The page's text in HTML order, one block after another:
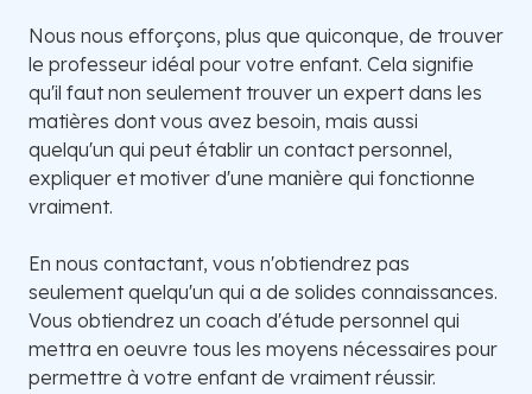
Nous nous efforçons, plus que quiconque, de trouver
le professeur idéal pour votre enfant. Cela signifie
qu'il faut non seulement trouver un expert dans les
matières dont vous avez besoin, mais aussi
quelqu'un qui peut établir un contact personnel,
expliquer et motiver d'une manière qui fonctionne
vraiment.
En nous contactant, vous n'obtiendrez pas
seulement quelqu'un qui a de solides connaissances.
Vous obtiendrez un coach d'étude personnel qui
mettra en oeuvre tous les moyens nécessaires pour
permettre à votre enfant de vraiment réussir.